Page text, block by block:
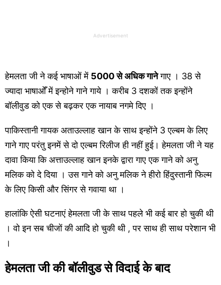
Advertisement
हेमलता जी ने कई भाषाओं में 5000 से अधिक गानेगाए । 38 से
ज्यादा भाषाओँ में इन्होने गाने गाये । करीब 3 दशकों तक इन्होंने
बॉलीवुड को एक से बढ़कर एक नायाब नगमे दिए ।
पाकिस्तानी गायक अताउल्लाह खान के साथ इन्होंने 3 एल्बम के लिए
गाने गाए परंतु इनमें से दो एल्बम रिलीज ही नहीं हुई। हेमलता जी ने यह
दावा किया कि अत्ताउल्लाह खान इनके द्वारा गाए एक गाने को अनु
मलिक को दे दिया । उस गाने को अनु मलिक ने हीरो हिंदुस्तानी फिल्म
के लिए किसी और सिंगर से गवाया था ।
हालांकि ऐसी घटनाएं हेमलता जी के साथ पहले भी कई बार हो चुकी थी
। वो इन सब चीजों की आदि हो चुकी थी , पर साथ ही साथ परेशान भी
।
हेमलता जी की बॉलीवुड से विदाई के बाद